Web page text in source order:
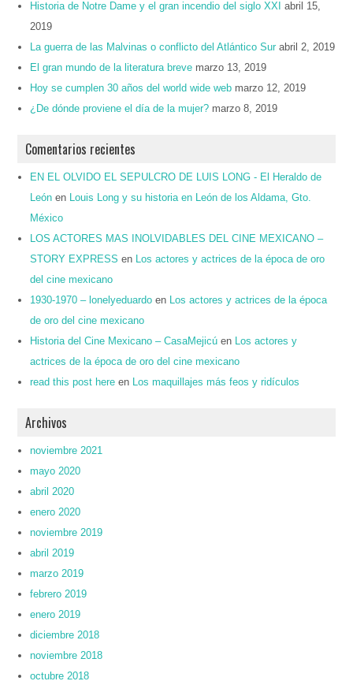
Historia de Notre Dame y el gran incendio del siglo XXI
abril 15,
2019
La guerra de las Malvinas o conflicto del Atlántico Sur abril 2, 2019
El gran mundo de la literatura breve marzo 13, 2019
Hoy se cumplen 30 años del world wide web marzo 12, 2019
¿De dónde proviene el día de la mujer? marzo 8, 2019
Comentarios recientes
EN EL OLVIDO EL SEPULCRO DE LUIS LONG - El Heraldo de
León en
Louis Long y su historia en León de los Aldama, Gto.
México
LOS ACTORES MAS INOLVIDABLES DEL CINE MEXICANO –
STORY EXPRESS en
Los actores y actrices de la época de oro
del cine mexicano
1930-1970 – lonelyeduardo en
Los actores y actrices de la época
de oro del cine mexicano
Historia del Cine Mexicano – CasaMejicú en
Los actores y
actrices de la época de oro del cine mexicano
read this post here en Los maquillajes más feos y ridículos
Archivos
noviembre 2021
mayo 2020
abril 2020
enero 2020
noviembre 2019
abril 2019
marzo 2019
febrero 2019
enero 2019
diciembre 2018
noviembre 2018
octubre 2018